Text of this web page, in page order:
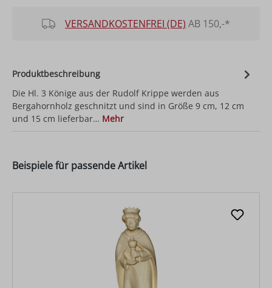
VERSANDKOSTENFREI (DE) AB 150,-*
Produktbeschreibung
Die Hl. 3 Könige aus der Rudolf Krippe werden aus
Bergahornholz geschnitzt und sind in Größe 9 cm, 12 cm
und 15 cm lieferbar… Mehr
Beispiele für passende Artikel